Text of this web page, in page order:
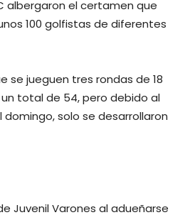
albergaron el certamen que
100 golfistas de diferentes
se jueguen tres rondas de 18
total de 54, pero debido al
solo se desarrollaron
Juvenil Varones al adueñarse